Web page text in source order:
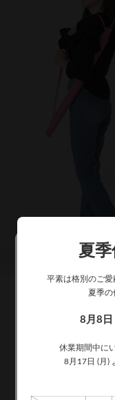
夏
平素は格別のご愛
夏季の
8月8日
休業期間中に
8月17日 (月)